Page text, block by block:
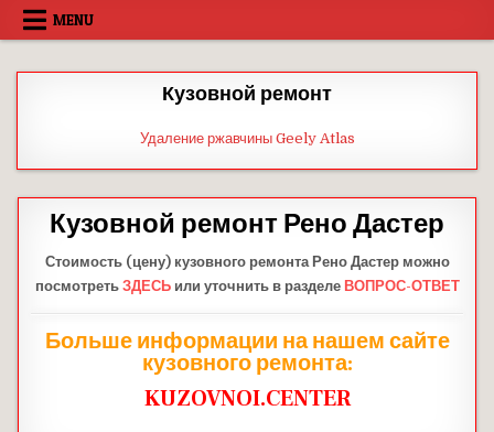
Skip
MENU
Кузовной ремонт
Удаление ржавчины Geely Atlas
Кузовной ремонт Рено Дастер
Стоимость (цену) кузовного ремонта Рено Дастер можно
посмотреть ЗДЕСЬили уточнить в разделе ВОПРОС-ОТВЕТ
Больше информации на нашем сайте
кузовного ремонта:
KUZOVNOI.CENTER